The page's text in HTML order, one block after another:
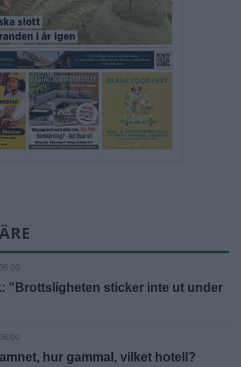
"Brottsligheten sticker inte ut under
hur gammal, vilket hotell?